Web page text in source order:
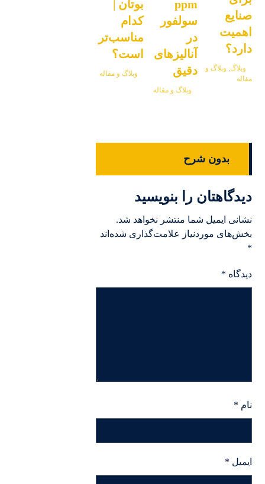
صنایع
اهمیت
دارد؟
وبلاگ, وبلاگ و
مقاله
ppm
سولفور
در
آنالیزهای
دقیق
وبلاگ و مقاله
بوتان |
کدام
مناسب‌تر
است؟
وبلاگ و مقاله
بدون شرح
دیدگاهتان را بنویسید
نشانی ایمیل شما منتشر نخواهد شد.
بخش‌های موردنیاز علامت‌گذاری شده‌اند
*
دیدگاه *
نام *
ایمیل *